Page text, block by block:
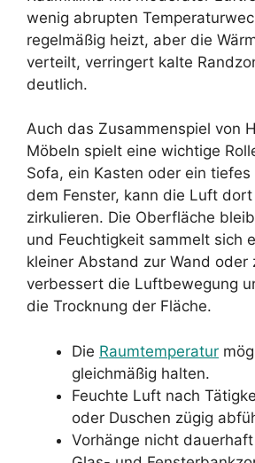
wenig abrupten
regelmäßig heizt, aber die
verteilt, verringert kalte
deutlich.
Auch das Zusammenspiel von
Möbeln spielt eine wichtige
Sofa, ein Kasten oder ein
dem Fenster, kann die Luft dort
zirkulieren. Die Oberfläche
und Feuchtigkeit sammelt sich
kleiner Abstand zur Wand oder
verbessert die Luftbewegung
die Trocknung der Fläche.
Die Raumtemperatur
gleichmäßig halten.
Feuchte Luft nach
oder Duschen zügig
Vorhänge nicht